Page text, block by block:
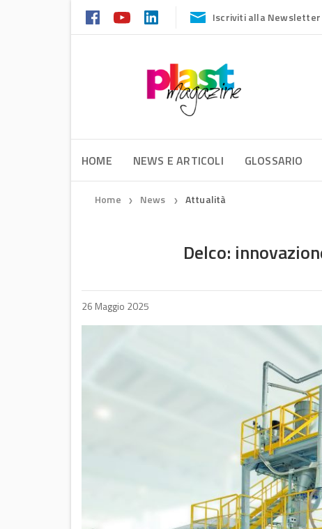
Iscriviti alla Newsletter
HOME NEWS E ARTICOLI GLOSSARIO
Home ❯ News ❯ Attualità
Delco:
26 Maggio 2025